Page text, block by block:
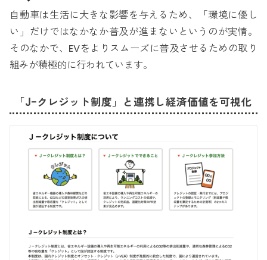
自動車は生活に大きな影響を与えるため、「環境に優し
い」だけではなかなか普及が進まないというのが実情。
そのなかで、EVをよりスムーズに普及させるための取り
組みが積極的に行われています。
「J-クレジット制度」と連携し経済価値を可視化